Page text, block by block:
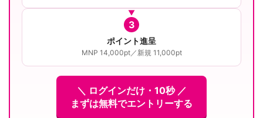
3
ポイント進呈
MNP 14,000pt／新規 11,000pt
＼ ログインだけ・10秒 ／
まずは無料でエントリーする